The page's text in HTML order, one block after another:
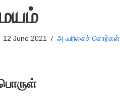
12 June 2021 அ வரிசைச் சொற்கள்